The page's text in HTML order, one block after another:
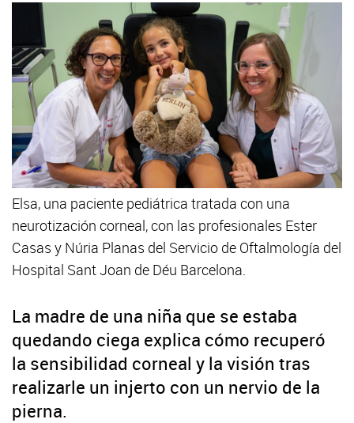
Elsa, una paciente pediátrica tratada con una
neurotización corneal, con las profesionales Ester
Casas y Núria Planas del Servicio de Oftalmología del
Hospital Sant Joan de Déu Barcelona.
La madre de una niña que se estaba
quedando ciega explica cómo recuperó
la sensibilidad corneal y la visión tras
realizarle un injerto con un nervio de la
pierna.